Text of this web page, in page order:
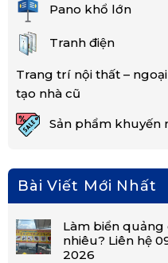
Pano khổ lớn
Tranh điện
Trang trí nội thất –
tạo nhà cũ
Sản phẩm khuyến
Bài Viết Mới Nhất
Làm biển quảng
nhiêu? Liên hệ
2026